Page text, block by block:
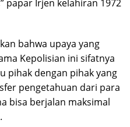
papar Irjen kelahiran 1972
bahwa upaya yang
Kepolisian ini sifatnya
pihak dengan pihak yang
pengetahuan dari para
bisa berjalan maksimal